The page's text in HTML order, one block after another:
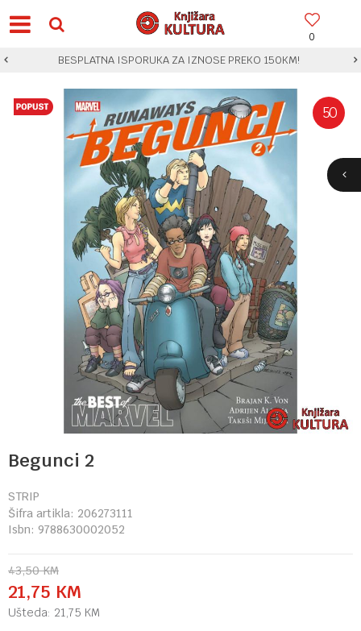
0
BESPLATNA ISPORUKA ZA IZNOSE PREKO 150KM!
50
Begunci 2
STRIP
Šifra artikla: 206273111
Isbn: 9788630002052
43,50 KM
21,75 KM
Ušteda: 21,75 KM